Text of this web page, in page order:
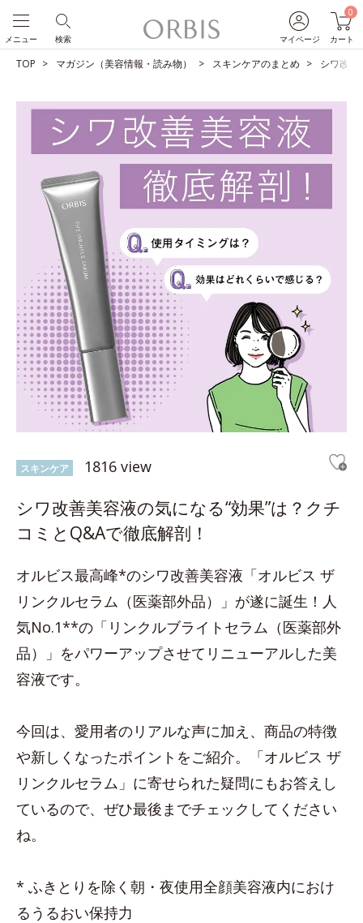
マイページ
0
カート
検索
メニュー
TOP マガジン（美容情報・読み物） スキンケアのまとめ シワ改善
スキンケア 1816 view
シワ改善美容液の気になる“効果”は？クチ
コミとQ&Aで徹底解剖！
オルビス最高峰*のシワ改善美容液「オルビス ザ
リンクルセラム（医薬部外品）」が遂に誕生！人
気No.1**の「リンクルブライトセラム（医薬部外
品）」をパワーアップさせてリニューアルした美
容液です。
今回は、愛用者のリアルな声に加え、商品の特徴
や新しくなったポイントをご紹介。「オルビス ザ
リンクルセラム」に寄せられた疑問にもお答えし
ているので、ぜひ最後までチェックしてください
ね。
* ふきとりを除く朝・夜使用全顔美容液内におけ
るうるおい保持力